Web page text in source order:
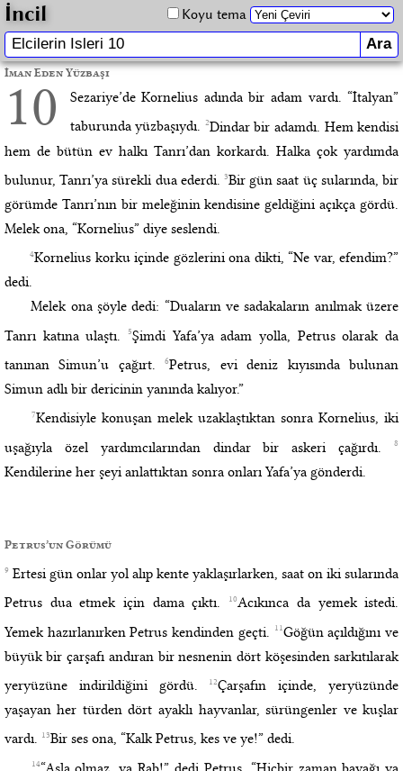
İncil Koyu tema
İman Eden Yüzbaşı
10
Sezariye’de Kornelius adında bir adam vardı. “İtalyan”
taburunda yüzbaşıydı. 2Dindar bir adamdı. Hem kendisi
hem de bütün ev halkı Tanrı’dan korkardı. Halka çok yardımda
bulunur, Tanrı’ya sürekli dua ederdi. 3Bir gün saat üç sularında, bir
görümde Tanrı’nın bir meleğinin kendisine geldiğini açıkça gördü.
Melek ona, “Kornelius” diye seslendi.
4Kornelius korku içinde gözlerini ona dikti, “Ne var, efendim?”
dedi.
Melek ona şöyle dedi: “Duaların ve sadakaların anılmak üzere
Tanrı katına ulaştı.
5Şimdi Yafa’ya adam yolla, Petrus olarak da
tanınan Simun’u çağırt.6Petrus, evi deniz kıyısında bulunan
Simun adlı bir dericinin yanında kalıyor.”
7Kendisiyle konuşan melek uzaklaştıktan sonra Kornelius, iki
uşağıyla özel yardımcılarından dindar bir askeri çağırdı.8
Kendilerine her şeyi anlattıktan sonra onları Yafa’ya gönderdi.
Petrus’un Görümü
9 Ertesi gün onlar yol alıp kente yaklaşırlarken, saat on iki sularında
Petrus dua etmek için dama çıktı.
10Acıkınca da yemek istedi.
Yemek hazırlanırken Petrus kendinden geçti.
11Göğün açıldığını ve
büyük bir çarşafı andıran bir nesnenin dört köşesinden sarkıtılarak
yeryüzüne indirildiğini gördü.
12Çarşafın içinde, yeryüzünde
yaşayan her türden dört ayaklı hayvanlar, sürüngenler ve kuşlar
vardı. 13Bir ses ona, “Kalk Petrus, kes ve ye!” dedi.
14